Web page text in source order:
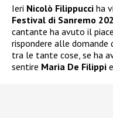
Ieri Nicolò Filippucci ha
Festival di Sanremo
cantante ha avuto il
rispondere alle domande
tra le tante cose, se ha
sentire Maria De Filippi